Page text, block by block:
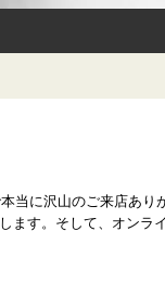
当に沢山のご来店あり
ます。そして、オンラ